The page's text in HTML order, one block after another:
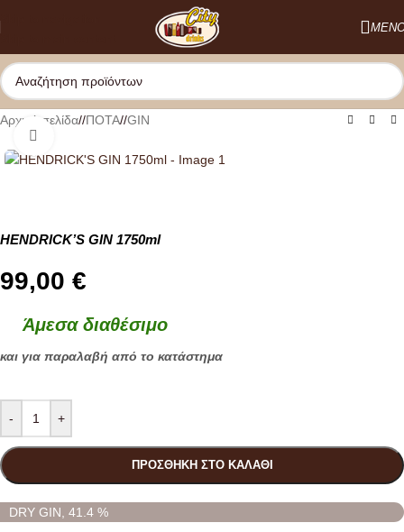
Αρχική σελίδα/ ΠΟΤΑ/ GIN
HENDRICK’S GIN 1750ml
99,00 €
Άμεσα διαθέσιμο
και για παραλαβή από το κατάστημα
- +
ΠΡΟΣΘΉΚΗ ΣΤΟ ΚΑΛΆΘΙ
DRY GIN, 41.4 %